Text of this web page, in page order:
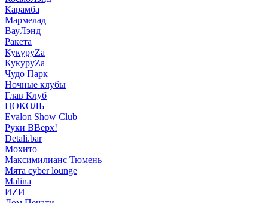
Карамба
Мармелад
ВауЛэнд
Ракета
КукуруZа
КукуруZа
Чудо Парк
Ночные клубы
Глав Клуб
ЦОКОЛЬ
Evalon Show Club
Руки ВВерх!
Detali.bar
Мохито
Максимилианс Тюмень
Мята cyber lounge
Malina
ИZИ